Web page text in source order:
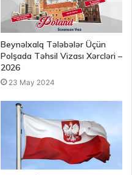
Beynəlxalq Tələbələr Üçün
Polşada Təhsil Vizası Xərcləri –
2026
23 May 2024